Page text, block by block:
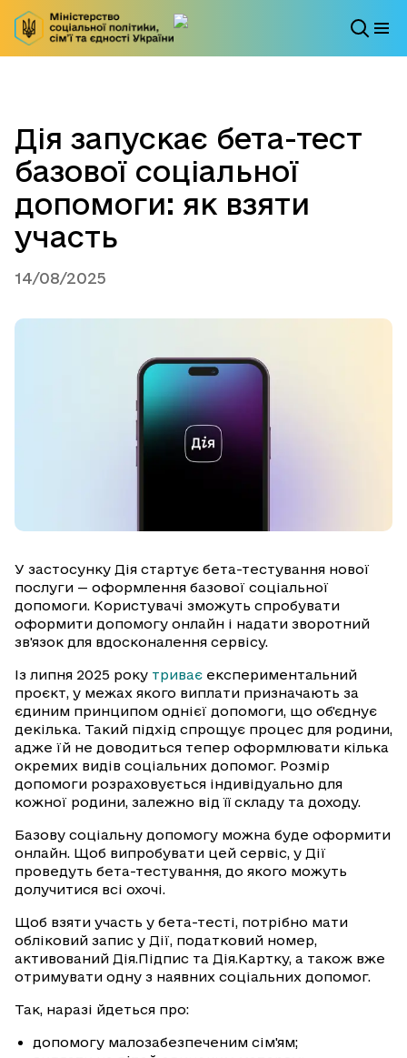
Дія запускає бета-тест
базової соціальної
допомоги: як взяти
участь
14/08/2025
У застосунку Дія стартує бета-тестування нової
послуги — оформлення базової соціальної
допомоги. Користувачі зможуть спробувати
оформити допомогу онлайн і надати зворотний
зв'язок для вдосконалення сервісу.
Із липня 2025 року триває експериментальний
проєкт, у межах якого виплати призначають за
єдиним принципом однієї допомоги, що об'єднує
декілька. Такий підхід спрощує процес для родини,
адже їй не доводиться тепер оформлювати кілька
окремих видів соціальних допомог. Розмір
допомоги розраховується індивідуально для
кожної родини, залежно від її складу та доходу.
Базову соціальну допомогу можна буде оформити
онлайн. Щоб випробувати цей сервіс, у Дії
проведуть бета-тестування, до якого можуть
долучитися всі охочі.
Щоб взяти участь у бета-тесті, потрібно мати
обліковий запис у Дії, податковий номер,
активований Дія.Підпис та Дія.Картку, а також вже
отримувати одну з наявних соціальних допомог.
Так, наразі йдеться про:
допомогу малозабезпеченим сім'ям;